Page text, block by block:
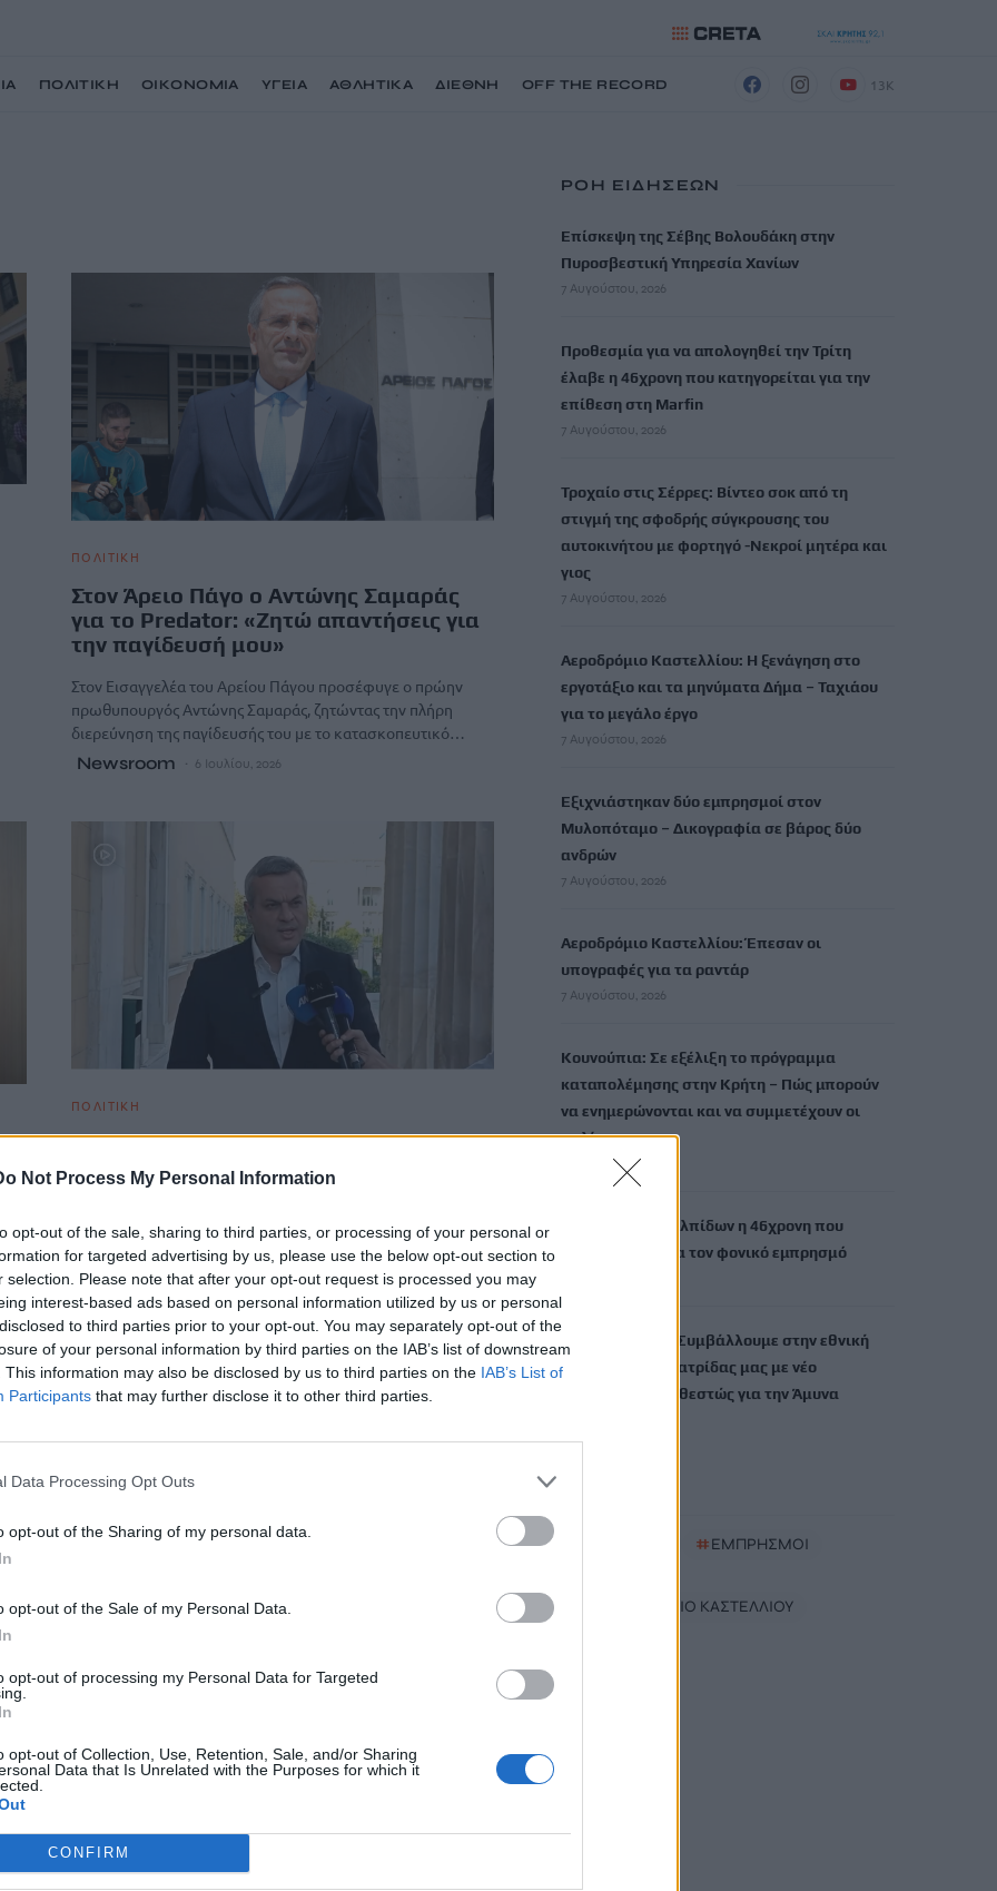
Not Process My Personal Information
opt-out of the sale, sharing to third parties, or processing of your personal or
for targeted advertising by us, please use the below opt-out section to
selection. Please note that after your opt-out request is processed you may
interest-based ads based on personal information utilized by us or personal
to third parties prior to your opt-out. You may separately opt-out of the
of your personal information by third parties on the IAB’s list of downstream
This information may also be disclosed by us to third parties on the IAB’s List of
Participants that may further disclose it to other third parties.
Data Processing Opt Outs
opt-out of the Sharing of my personal data.
opt-out of the Sale of my Personal Data.
opt-out of processing my Personal Data for Targeted
opt-out of Collection, Use, Retention, Sale, and/or Sharing
Data that Is Unrelated with the Purposes for which it
CONFIRM
ΠΟΛΙΤΙΚΗ ΟΙΚΟΝΟΜΙΑ ΥΓΕΙΑ ΑΘΛΗΤΙΚΑ ΔΙΕΘΝΗ OFF THE RECORD
13K
ΠΟΛΙΤΙΚΗ
Στον Άρειο Πάγο ο Αντώνης Σαμαράς
για το Predator: «Ζητώ απαντήσεις για
την παγίδευσή μου»
Στον Εισαγγελέα του Αρείου Πάγου προσέφυγε ο πρώην
πρωθυπουργός Αντώνης Σαμαράς, ζητώντας την πλήρη
διερεύνηση της παγίδευσής του με το κατασκοπευτικό…
Newsroom 6 Ιουλίου, 2026
ΠΟΛΙΤΙΚΗ
Χ. Μαμουλάκης για Predator: 31
παραγραφές για να σβήσει η αλήθεια
στην παραγραφή εγκλημάτων του σκανδάλου
παρακολούθησης με το λογισμικό Predator, κάνει…
Newsroom 28 Απριλίου, 2026
ΠΟΛΙΤΙΚΗ
δικαιώματα και το κράτος δικαίου στη
χώρα φέρνει αποτελέσματα»
συστημάτων παρακολούθησης της εταιρείας Intellexa
αναφέρεται σε δήλωσή…
ΡΟΗ ΕΙΔΗΣΕΩΝ
Επίσκεψη της Σέβης Βολουδάκη στην
Πυροσβεστική Υπηρεσία Χανίων
7 Αυγούστου, 2026
Προθεσμία για να απολογηθεί την Τρίτη
έλαβε η 46χρονη που κατηγορείται για την
επίθεση στη Marfin
7 Αυγούστου, 2026
Τροχαίο στις Σέρρες: Βίντεο σοκ από τη
στιγμή της σφοδρής σύγκρουσης του
αυτοκινήτου με φορτηγό -Νεκροί μητέρα και
γιος
7 Αυγούστου, 2026
Αεροδρόμιο Καστελλίου: Η ξενάγηση στο
εργοτάξιο και τα μηνύματα Δήμα – Ταχιάου
για το μεγάλο έργο
7 Αυγούστου, 2026
Εξιχνιάστηκαν δύο εμπρησμοί στον
Μυλοπόταμο – Δικογραφία σε βάρος δύο
ανδρών
7 Αυγούστου, 2026
Αεροδρόμιο Καστελλίου: Έπεσαν οι
υπογραφές για τα ραντάρ
7 Αυγούστου, 2026
Κουνούπια: Σε εξέλιξη το πρόγραμμα
καταπολέμησης στην Κρήτη – Πώς μπορούν
να ενημερώνονται και να συμμετέχουν οι
πολίτες
7 Αυγούστου, 2026
Marfin: Στην Ευελπίδων η 46χρονη που
κατηγορείται για τον φονικό εμπρησμό
Θεοδωρικάκος: Συμβάλλουμε στην εθνική
ασφάλεια της πατρίδας μας με νέο
αναπτυξιακό καθεστώς για την Άμυνα
#ΕΜΠΡΗΣΜΟΙ
ΑΕΡΟΔΡΟΜΙΟ ΚΑΣΤΕΛΛΙΟΥ